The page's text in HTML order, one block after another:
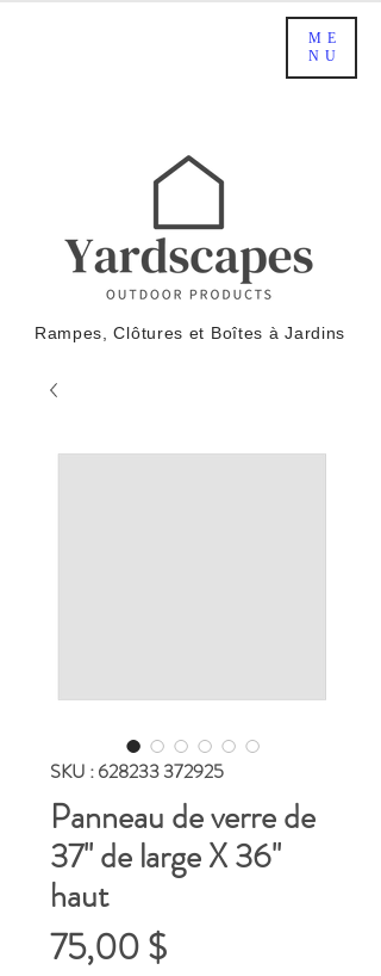
ME
NU
Rampes, Clôtures et Boîtes à Jardins
SKU : 628233 372925
Panneau de verre de
37'' de large X 36''
haut
75,00 $Prix